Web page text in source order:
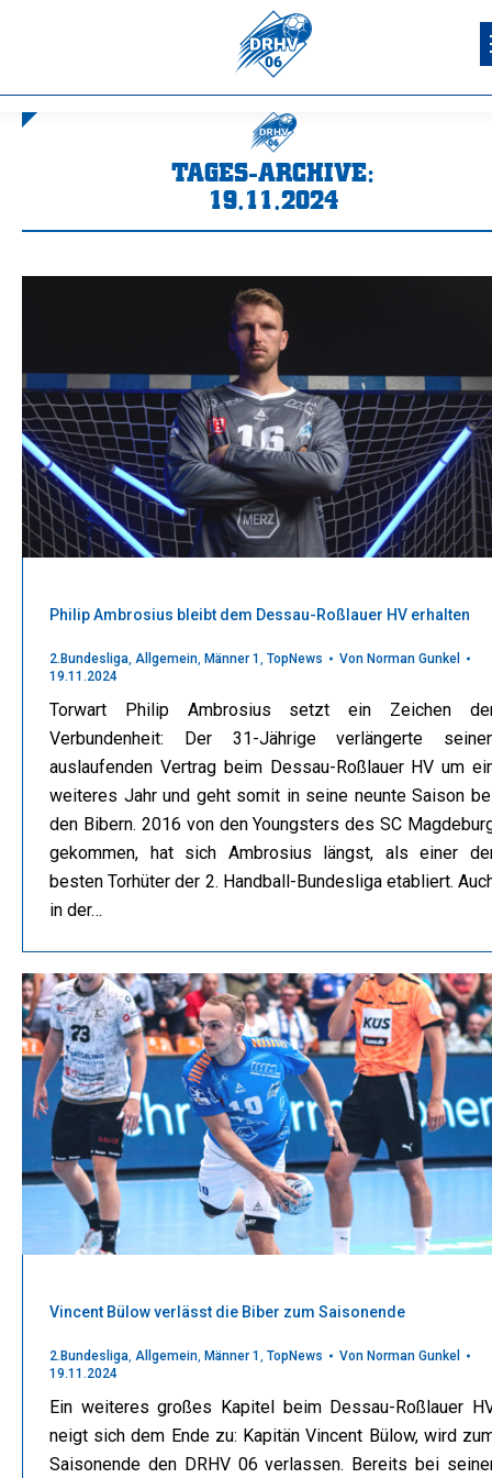
TAGES-ARCHIVE:
19.11.2024
Philip Ambrosius bleibt dem Dessau-Roßlauer HV erhalten
2.Bundesliga, Allgemein, Männer 1 , TopNews Von Norman Gunkel
19.11.2024
Torwart Philip Ambrosius setzt ein Zeichen
Verbundenheit: Der 31-Jährige verlängerte
auslaufenden Vertrag beim Dessau-Roßlauer HV um
weiteres Jahr und geht somit in seine neunte Saison
den Bibern. 2016 von den Youngsters des SC
gekommen, hat sich Ambrosius längst, als einer
besten Torhüter der 2. Handball-Bundesliga etabliert.
in der…
Vincent Bülow verlässt die Biber zum Saisonende
2.Bundesliga, Allgemein, Männer 1 , TopNews Von Norman Gunkel
19.11.2024
Ein weiteres großes Kapitel beim Dessau-Roßlauer
neigt sich dem Ende zu: Kapitän Vincent Bülow, wird
Saisonende den DRHV 06 verlassen. Bereits bei